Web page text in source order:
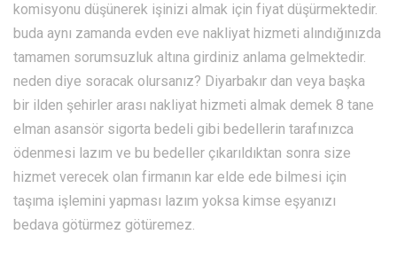
komisyonu düşünerek işinizi almak için fiyat düşürmektedir.
buda aynı zamanda evden eve nakliyat hizmeti alındığınızda
tamamen sorumsuzluk altına girdiniz anlama gelmektedir.
neden diye soracak olursanız? Diyarbakır dan veya başka
bir ilden şehirler arası nakliyat hizmeti almak demek 8 tane
elman asansör sigorta bedeli gibi bedellerin tarafınızca
ödenmesi lazım ve bu bedeller çıkarıldıktan sonra size
hizmet verecek olan firmanın kar elde ede bilmesi için
taşıma işlemini yapması lazım yoksa kimse eşyanızı
bedava götürmez götüremez.